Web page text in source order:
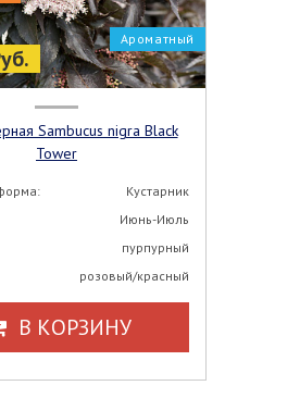
Ароматный
Tower
Кустарник
Июнь-Июль
пурпурный
розовый/красный
В КОРЗИНУ